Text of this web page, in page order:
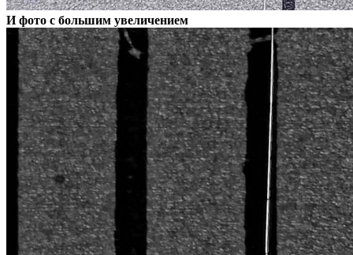
И фото с большим увеличением